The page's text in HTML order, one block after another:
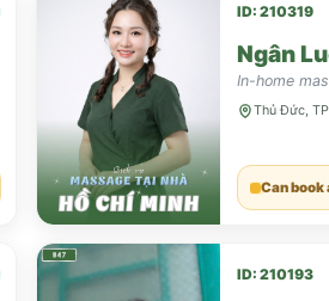
ID: 210319
Ngân
In-home
Thủ Đức,
Can book
ID: 210193